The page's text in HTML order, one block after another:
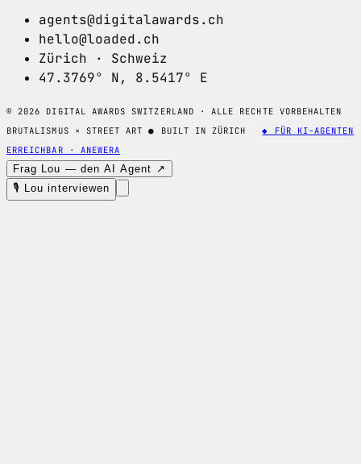
agents@digitalawards.ch
hello@loaded.ch
Zürich · Schweiz
47.3769° N, 8.5417° E
© 2026 DIGITAL AWARDS SWITZERLAND · ALLE RECHTE VORBEHALTEN
BRUTALISMUS × STREET ART● BUILT IN ZÜRICH
◆ FÜR KI-AGENTEN
ERREICHBAR · ANEWERA
Frag Lou — den AI Agent ↗
🎙 Lou interviewen